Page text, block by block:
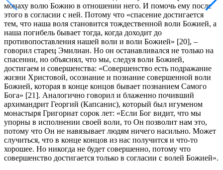
монаху волю Божию в отношении него. И помочь ему после
этого в согласии с ней. Потому что «спасение достигается
тем, что наша воля становится тождественной воли Божией, а
наша погибель бывает тогда, когда доходит до
противопоставления нашей воли и воли Божией» [20], –
говорил старец Эмилиан. Но он останавливался не только на
спасении, но объяснял, что мы, следуя воли Божией,
достигаем и совершенства: «Совершенство есть подражание
жизни Христовой, осознание и познание совершенной воли
Божией, которая в конце концов бывает познанием Самого
Бога» [21]. Аналогично говорил и блаженно почивший
архимандрит Георгий (Капсанис), который был игуменом
монастыря Григориат сорок лет: «Если Бог видит, что мы
упорны в исполнении своей воли, то Он позволит нам это,
потому что Он не навязывает людям ничего насильно. Может
случиться, что в конце концов из нас получится и что-то
хорошее. Но никогда не будет совершенно, потому что
совершенство достигается только в согласии с волей Божией».